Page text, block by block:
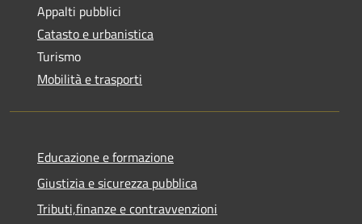
Appalti pubblici
Catasto e urbanistica
Turismo
Mobilità e trasporti
Educazione e formazione
Giustizia e sicurezza pubblica
Tributi,finanze e contravvenzioni